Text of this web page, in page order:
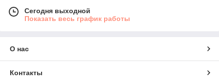
Сегодня выходной
Показать весь график работы
О нас
Контакты